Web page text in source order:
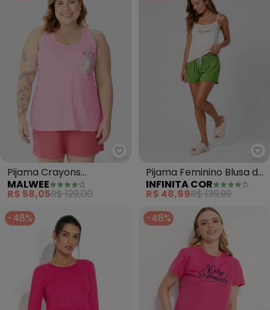
Malwee - Pijama Crayons
Pijama Crayons
Dreamland (Rosa)
MALWEE
R$ 58,05R$ 129,00
Pijama Feminino Blusa de
Alça e Short (Rosa)
INFINITA COR
R$ 48,99R$ 139,99
-48%
-48%